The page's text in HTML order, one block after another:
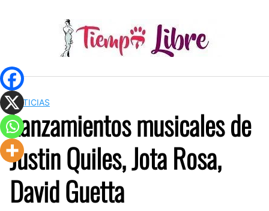
NOTICIAS
Lanzamientos musicales de
Justin Quiles, Jota Rosa,
David Guetta